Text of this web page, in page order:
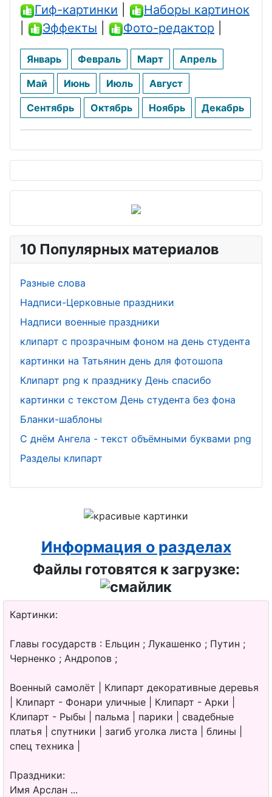
Гиф-картинки
Наборы картинок
Эффекты Фото-редактор
Январь Февраль Март
Апрель
Май
Июнь Июль
Август
Сентябрь
Октябрь Ноябрь Декабрь
10 Популярных материалов
Разные слова
Надписи-Церковные праздники
Надписи военные праздники
клипарт с прозрачным фоном на день студента
картинки на Татьянин день для фотошопа
Клипарт png к празднику День спасибо
картинки с текстом День студента без фона
Бланки-шаблоны
С днём Ангела - текст объёмными буквами png
Разделы клипарт
Информация о разделах
Файлы готовятся к загрузке:
Картинки:
Главы государств : Ельцин ; Лукашенко ; Путин ;
Черненко ; Андропов ;
Военный самолёт | Клипарт декоративные деревья
| Клипарт - Фонари уличные | Клипарт - Арки |
Клипарт - Рыбы | пальма | парики | свадебные
платья | спутники | загиб уголка листа | блины |
спец техника |
Праздники:
Имя Арслан ...